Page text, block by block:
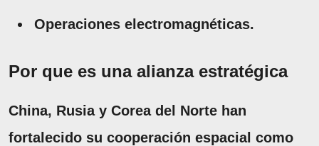
Operaciones electromagnéticas.
Por que es una alianza estratégica
China, Rusia y Corea del Norte han
fortalecido su cooperación espacial como